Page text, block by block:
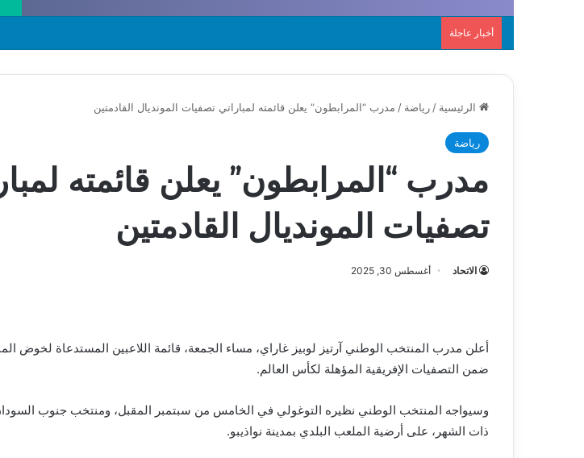
أخبار عاجلة
الرئيسية / رياضة / مدرب “المرابطون” يعلن قائمته لمباراتي تصفيات المونديال القادمتين
رياضة
مدرب “المرابطون” يعلن قائمته
تصفيات المونديال القادمتين
الاتحاد أغسطس 30, 2025
أعلن مدرب المنتخب الوطني آرتيز لوبيز غاراي، مساء الجمعة، قائمة اللاعبين المستدعاة لخوض
ضمن التصفيات الإفريقية المؤهلة لكأس العالم.
وسيواجه المنتخب الوطني نظيره التوغولي في الخامس من سبتمبر المقبل، ومنتخب جنوب
ذات الشهر، على أرضية الملعب البلدي بمدينة نواذيبو.